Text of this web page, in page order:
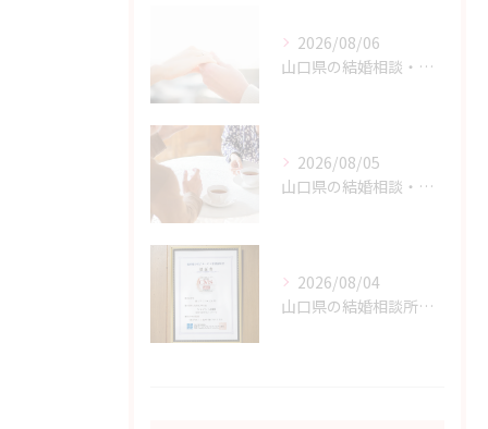
2026/08/06
山口県の結婚相談・婚活の自己肯定感を高める実践アドバイス
2026/08/05
山口県の結婚相談・婚活の成功に直結する考え方の切り替え方
2026/08/04
山口県の結婚相談所のサポートで不安が解消できる理由